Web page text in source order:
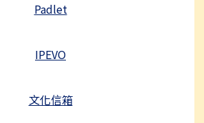
Padlet
IPEVO
文化信箱